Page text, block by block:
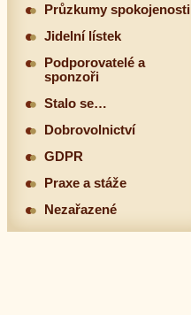
Průzkumy spokojenosti
Jidelní lístek
Podporovatelé a
sponzoři
Stalo se…
Dobrovolnictví
GDPR
Praxe a stáže
Nezařazené